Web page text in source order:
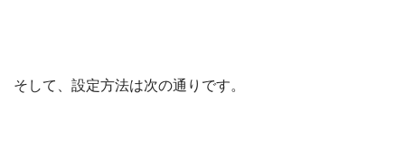
そして、設定方法は次の通りです。